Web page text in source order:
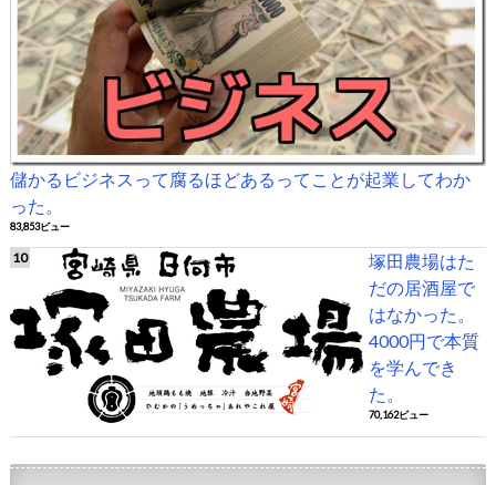
儲かるビジネスって腐るほどあるってことが起業してわか
った。
83,853ビュー
塚田農場はた
だの居酒屋で
はなかった。
4000円で本質
を学んでき
た。
70,162ビュー